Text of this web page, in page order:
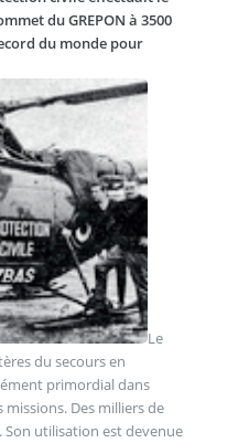
du GREPON à 3500
du monde pour
Le
du secours en
primordial dans
missions. Des milliers de
utilisation est devenue